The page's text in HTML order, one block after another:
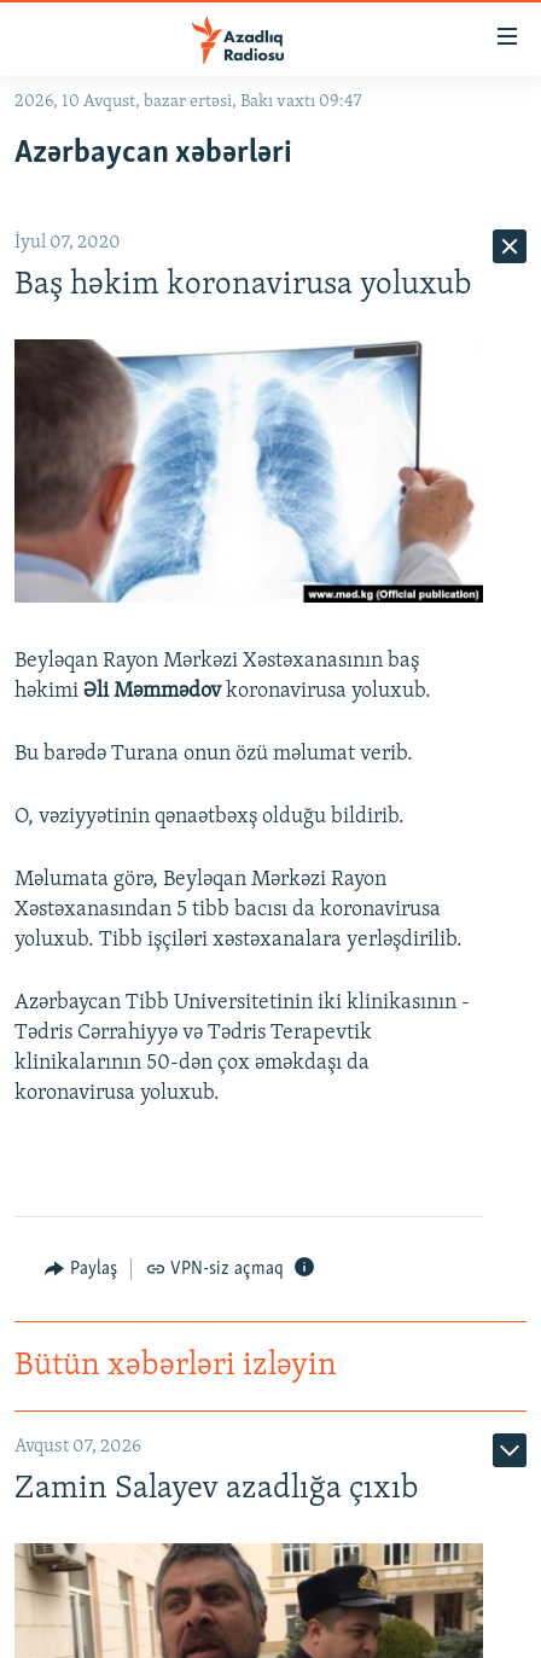
Əsas
qayıt
qayıt
Axtarışa
#ƏSLINDƏ
FƏRQƏ BAX
QANUNI DOĞRU
MULTIMEDIA
VIDEO
FOTOQALEREYA
İNFOQRAFIKA
KARIKATURA
RADIO ARXIV
OXU ZALI
AZƏRBAYCAN ƏDƏBIYYATI KITABXANASI
İSLAM VƏ DEMOKRATIYA
İZ - MƏDƏNIYYƏT PROQRAMI
HAQQIMIZDA
MISSIYAMIZ
PEŞƏ ETIKASI VƏ JURNALISTIKA STANDARTLARIMIZ
MATERIALLARIMIZDAN ISTIFADƏ
AZADLIQRADIOSU MOBIL TELEFONUNUZDA
BIZI IZLƏ
RFE/RL-in bütün saytları
2026, 10 Avqust, bazar ertəsi, Bakı vaxtı 09:47
Azərbaycan xəbərləri
İyul 07, 2020
Baş həkim koronavirusa yoluxub
Beyləqan Rayon Mərkəzi Xəstəxanasının baş
həkimi Əli Məmmədovkoronavirusa yoluxub.
Bu barədə Turana onun özü məlumat verib.
O, vəziyyətinin qənaətbəxş olduğu bildirib.
Məlumata görə, Beyləqan Mərkəzi Rayon
Xəstəxanasından 5 tibb bacısı da koronavirusa
yoluxub. Tibb işçiləri xəstəxanalara yerləşdirilib.
Azərbaycan Tibb Universitetinin iki klinikasının -
Tədris Cərrahiyyə və Tədris Terapevtik
klinikalarının 50-dən çox əməkdaşı da
koronavirusa yoluxub.
Paylaş VPN-siz açmaq
Bütün xəbərləri izləyin
Avqust 07, 2026
Zamin Salayev azadlığa çıxıb